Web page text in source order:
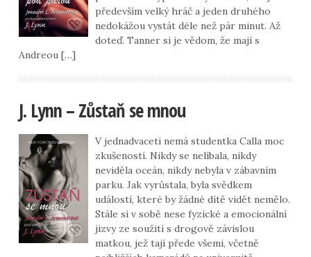
především velký hráč a jeden druhého
nedokážou vystát déle než pár minut. Až
doteď. Tanner si je vědom, že mají s
Andreou […]
J. Lynn – Zůstaň se mnou
V jednadvaceti nemá studentka Calla moc
zkušeností. Nikdy se nelíbala, nikdy
neviděla oceán, nikdy nebyla v zábavním
parku. Jak vyrůstala, byla svědkem
událostí, které by žádné dítě vidět nemělo.
Stále si v sobě nese fyzické a emocionální
jizvy ze soužití s drogově závislou
matkou, jež tají přede všemi, včetně